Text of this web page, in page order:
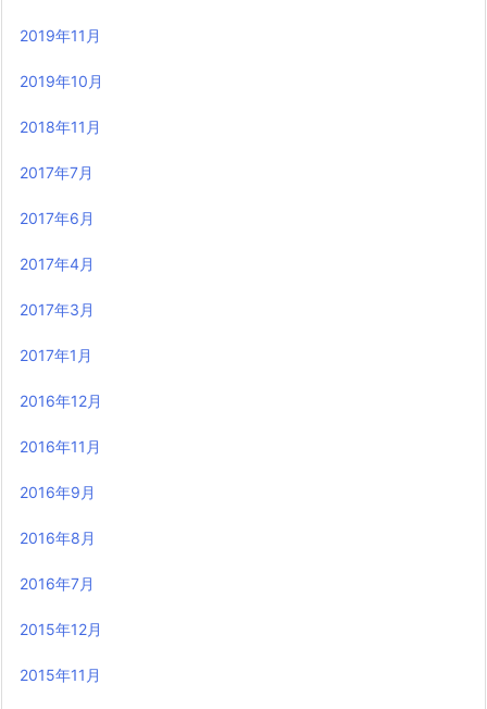
2019年11月
2019年10月
2018年11月
2017年7月
2017年6月
2017年4月
2017年3月
2017年1月
2016年12月
2016年11月
2016年9月
2016年8月
2016年7月
2015年12月
2015年11月